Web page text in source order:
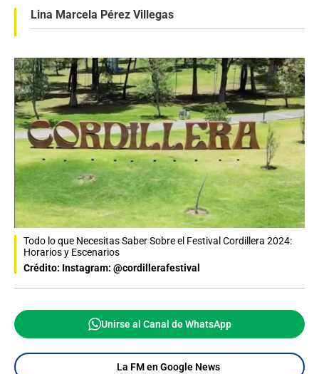
Lina Marcela Pérez Villegas
Todo lo que Necesitas Saber Sobre el Festival Cordillera 2024:
Horarios y Escenarios
Crédito: Instagram: @cordillerafestival
Unirse al Canal de WhatsApp
La FM en Google News